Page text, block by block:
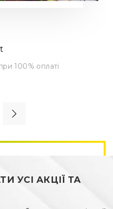
100% оплаті
УСІ АКЦІЇ ТА